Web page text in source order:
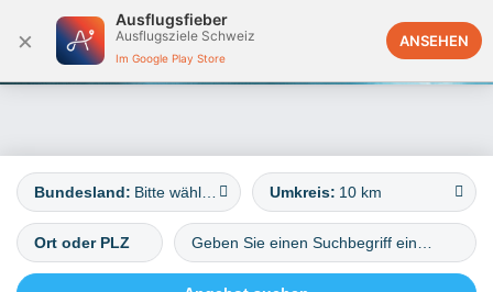
×
Ausflugsfieber
Ausflugsziele Schweiz
Im Google Play Store
ANSEHEN
Österreich
Bundesland: Umkreis: 10 km